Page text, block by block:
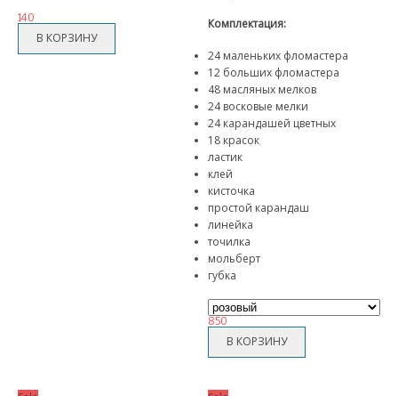
СРЕДСТВА ДЛЯ ПОХУДЕНИЯ
140 Комплектация:
24 маленьких фломастера
12 больших фломастера
48 масляных мелков
24 восковые мелки
24 карандашей цветных
18 красок
ластик
клей
кисточка
простой карандаш
линейка
точилка
мольберт
губка
850